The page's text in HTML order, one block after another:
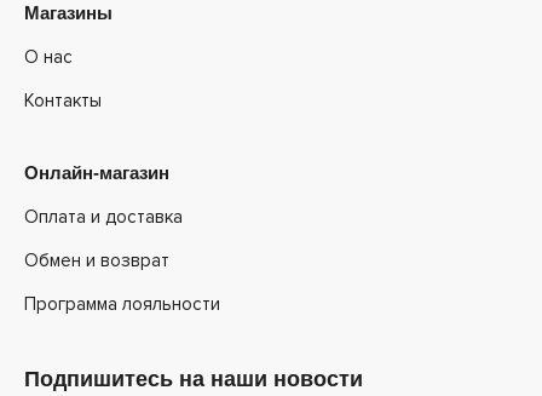
Магазины
О нас
Контакты
Онлайн-магазин
Оплата и доставка
Обмен и возврат
Программа лояльности
Подпишитесь на наши новости